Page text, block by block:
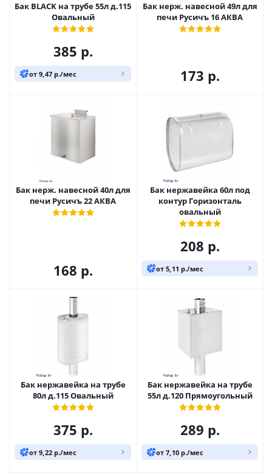
Бак BLACK на трубе 55л д.115
Овальный
385 р.
от 9,47 р./мес
Бак нерж. навесной 49л для
печи Русичъ 16 АКВА
173 р.
Бак нерж. навесной 40л для
печи Русичъ 22 АКВА
168 р.
Бак нержавейка 60л под
контур Горизонталь
овальный
208 р.
от 5,11 р./мес
Бак нержавейка на трубе
80л д.115 Овальный
375 р.
от 9,22 р./мес
Бак нержавейка на трубе
55л д.120 Прямоугольный
289 р.
от 7,10 р./мес